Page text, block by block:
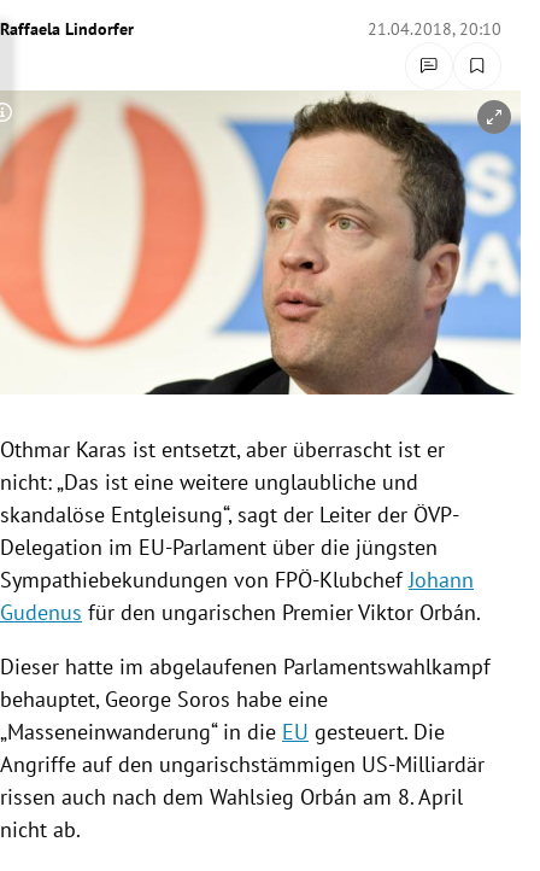
Untermenü
Untermenü
Untermenü
Untermenü
Untermenü
Raffaela Lindorfer 21.04.2018, 20:10
Copyright-Hinweis öffnen/schließen
Othmar Karas ist entsetzt, aber überrascht ist er
nicht: „Das ist eine weitere unglaubliche und
skandalöse Entgleisung“, sagt der Leiter der ÖVP-
Delegation im EU-Parlament über die jüngsten
Sympathiebekundungen von FPÖ-KlubchefJohann
Gudenus für den ungarischen PremierViktor Orbán.
Dieser hatte im abgelaufenen Parlamentswahlkampf
behauptet, George Soros habe eine
„Masseneinwanderung“ in die EU gesteuert. Die
Angriffe auf den ungarischstämmigen US-Milliardär
rissen auch nach dem Wahlsieg Orbán am 8. April
nicht ab.